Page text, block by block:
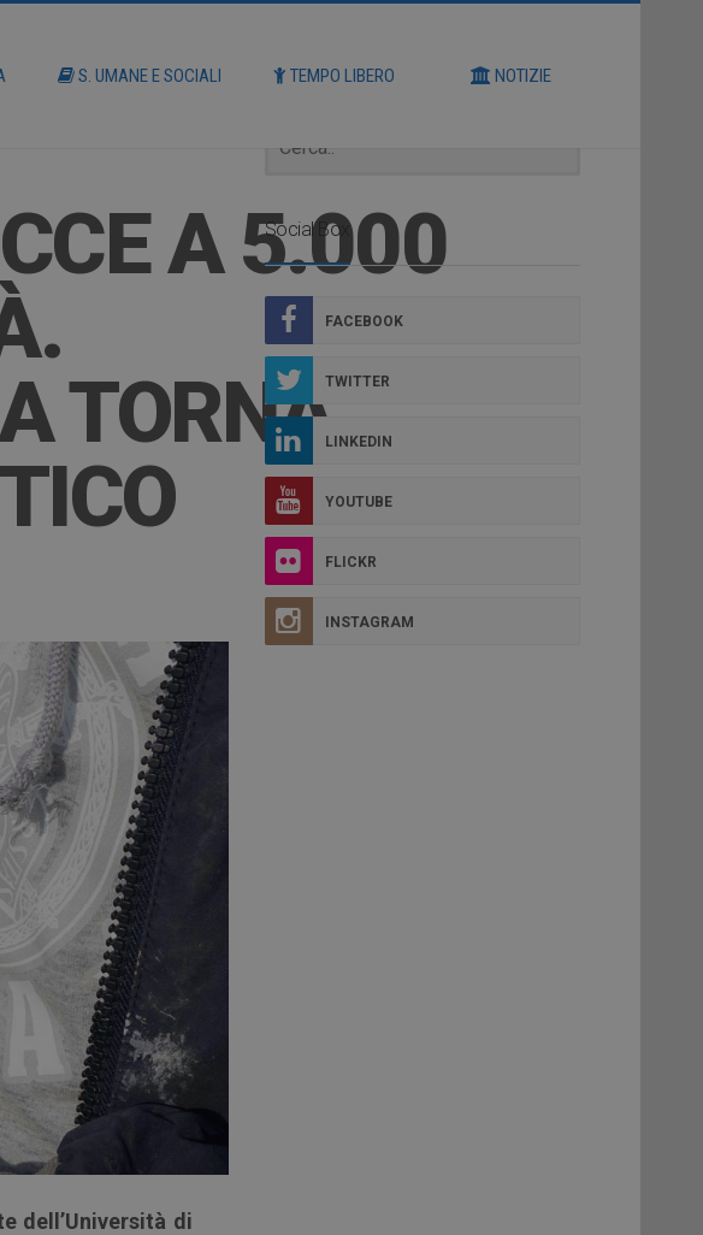
S. UMANE E SOCIALI TEMPO LIBERO NOTIZIE
A 5.000
TORNA
dell’Università di
Social Box
FACEBOOK
TWITTER
LINKEDIN
YOUTUBE
FLICKR
INSTAGRAM